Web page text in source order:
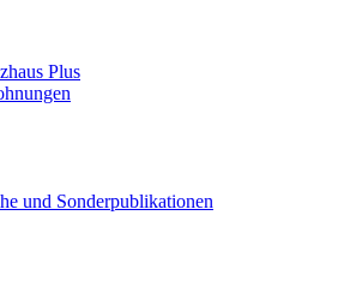
Plus
und Sonderpublikationen